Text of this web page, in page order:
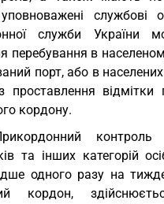
службові
служби України
перебування в
порт, або в
проставлення відмітки
кордону.
контроль
та інших категорій
одного разу на
кордон,